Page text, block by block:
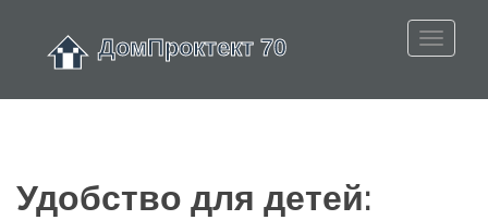
Удобство для детей: